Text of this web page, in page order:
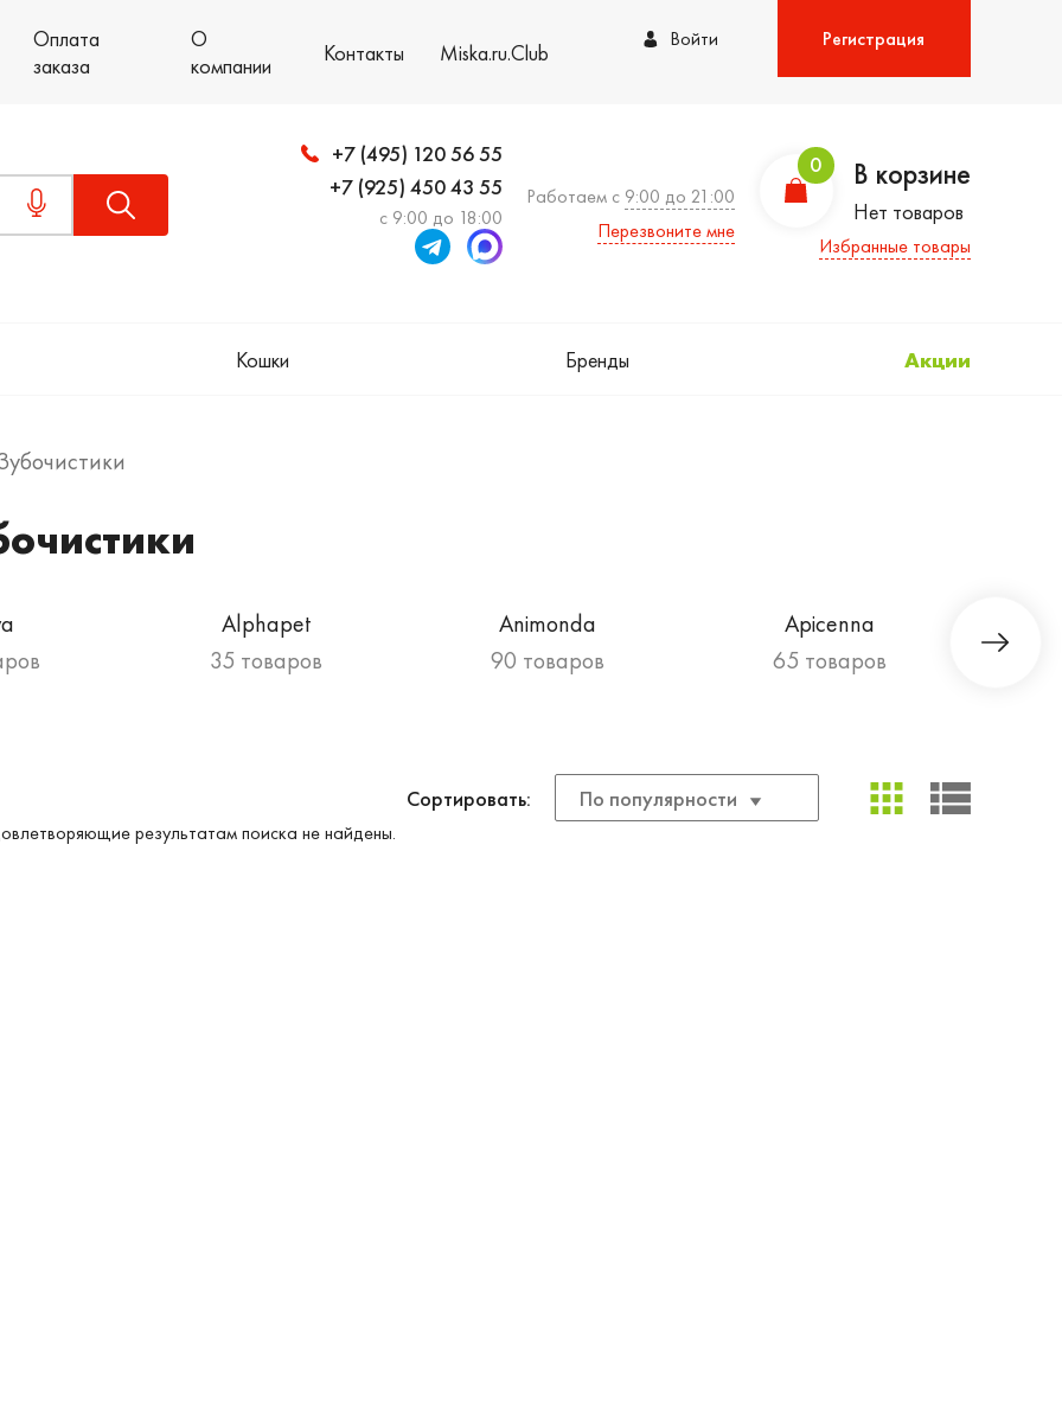
Оплата
заказа
О
компании
Контакты Miska.ru.Club Войти Регистрация
+7 (495) 120 56 55
+7 (925) 450 43 55
с 9:00 до 18:00
Работаем с 9:00 до 21:00
Перезвоните мне
0 В корзине
Нет товаров
Избранные товары
Кошки Бренды Акции
Alphapet
35 товаров
Animonda
90 товаров
Apicenna
65 товаров
Сортировать: По популярности
результатам поиска не найдены.